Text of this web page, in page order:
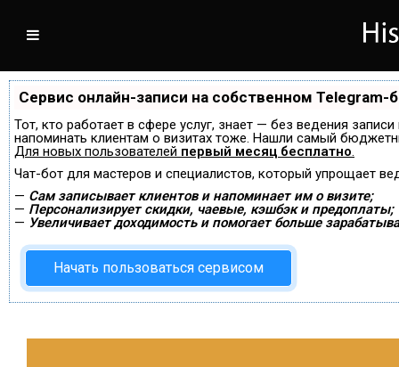
Сервис онлайн-записи на собственном Telegram-
Тот, кто работает в сфере услуг, знает — без ведения
напоминать клиентам о визитах тоже. Нашли самый
Для новых пользователей первый месяц бесплатно.
Чат-бот для мастеров и специалистов, который упрощает
— Сам записывает клиентов и напоминает им о визите;
— Персонализирует скидки, чаевые, кэшбэк и предоплаты;
— Увеличивает доходимость и помогает больше
Начать пользоваться сервисом